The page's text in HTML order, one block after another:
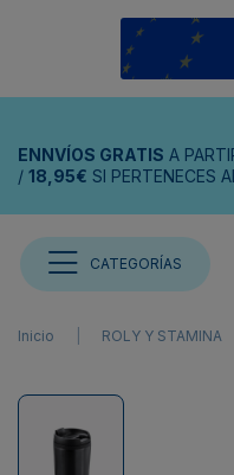
ENNVÍOS GRATIS A
/ 18,95€ SI PERTENECES AL
CATEGORÍAS
Inicio ROLY Y STAMINA